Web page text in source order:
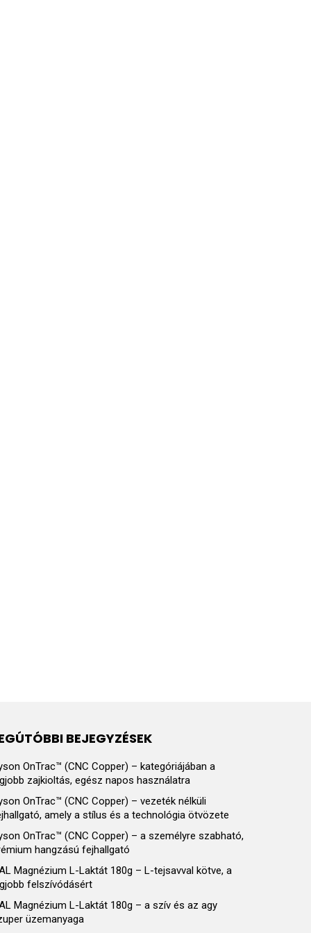
BEJEGYZÉSEK
OnTrac™ (CNC Copper) – kategóriájában a
zajkioltás, egész napos használatra
OnTrac™ (CNC Copper) – vezeték nélküli
amely a stílus és a technológia ötvözete
OnTrac™ (CNC Copper) – a személyre szabható,
hangzású fejhallgató
Magnézium L-Laktát 180g – L-tejsavval kötve, a
felszívódásért
Magnézium L-Laktát 180g – a szív és az agy
üzemanyaga